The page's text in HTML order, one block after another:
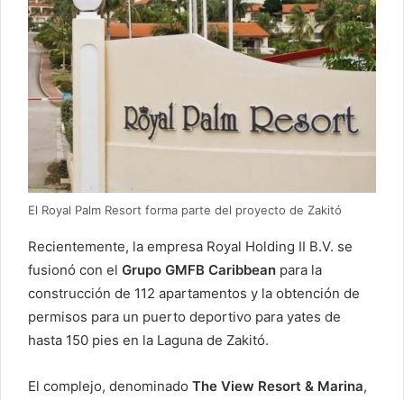
El Royal Palm Resort forma parte del proyecto de Zakitó
Recientemente, la empresa Royal Holding II B.V. se
fusionó con el Grupo GMFB Caribbean para la
construcción de 112 apartamentos y la obtención de
permisos para un puerto deportivo para yates de
hasta 150 pies en la Laguna de Zakitó.
El complejo, denominado The View Resort & Marina,